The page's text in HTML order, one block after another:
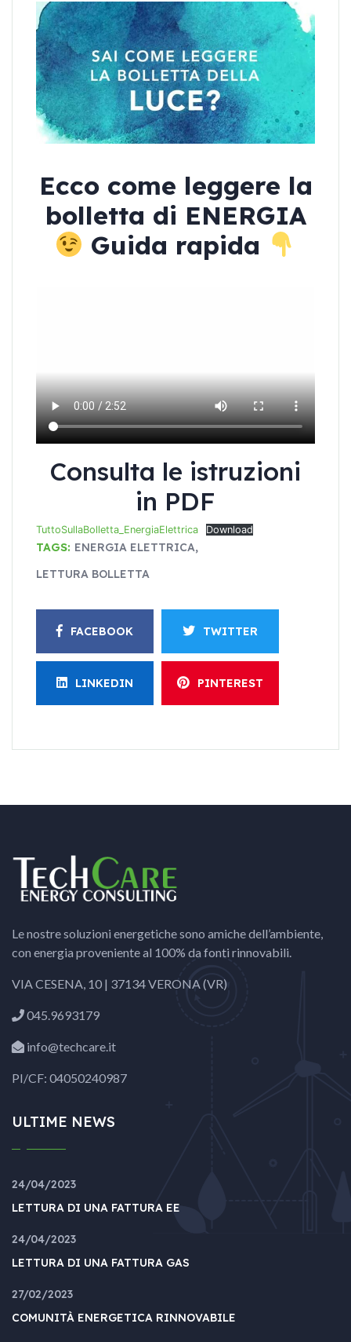
Ecco come leggere la
bolletta di ENERGIA
Guida rapida
Consulta le istruzioni
in PDF
TuttoSullaBolletta_EnergiaElettrica Download
TAGS: ENERGIA ELETTRICA,
LETTURA BOLLETTA
FACEBOOK TWITTER
LINKEDIN PINTEREST
Le nostre soluzioni energetiche sono amiche dell’ambiente,
con energia proveniente al 100% da fonti rinnovabili.
VIA CESENA, 10 | 37134 VERONA (VR)
045.9693179
info@techcare.it
PI/CF: 04050240987
ULTIME NEWS
24/04/2023
LETTURA DI UNA FATTURA EE
24/04/2023
LETTURA DI UNA FATTURA GAS
27/02/2023
COMUNITÀ ENERGETICA RINNOVABILE